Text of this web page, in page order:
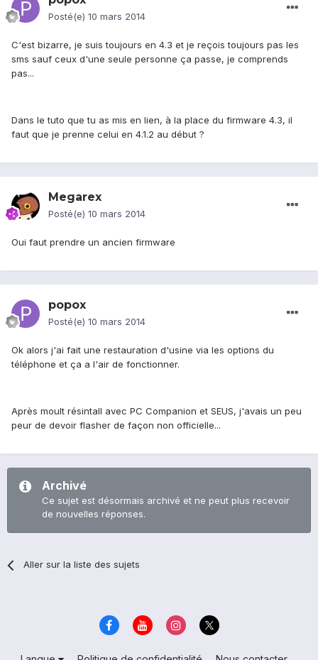
Posté(e) 10 mars 2014
C'est bizarre, je suis toujours en 4.3 et je reçois toujours pas les
sms sauf ceux d'une seule personne ça passe, je comprends
pas...
Dans le tuto que tu as mis en lien, à la place du firmware 4.3, il
faut que je prenne celui en 4.1.2 au début ?
Megarex
Posté(e) 10 mars 2014
Oui faut prendre un ancien firmware
popox
Posté(e) 10 mars 2014
Ok alors j'ai fait une restauration d'usine via les options du
téléphone et ça a l'air de fonctionner.
Après moult résintall avec PC Companion et SEUS, j'avais un peu
peur de devoir flasher de façon non officielle...
Archivé
Ce sujet est désormais archivé et ne peut plus recevoir
de nouvelles réponses.
Aller sur la liste des sujets